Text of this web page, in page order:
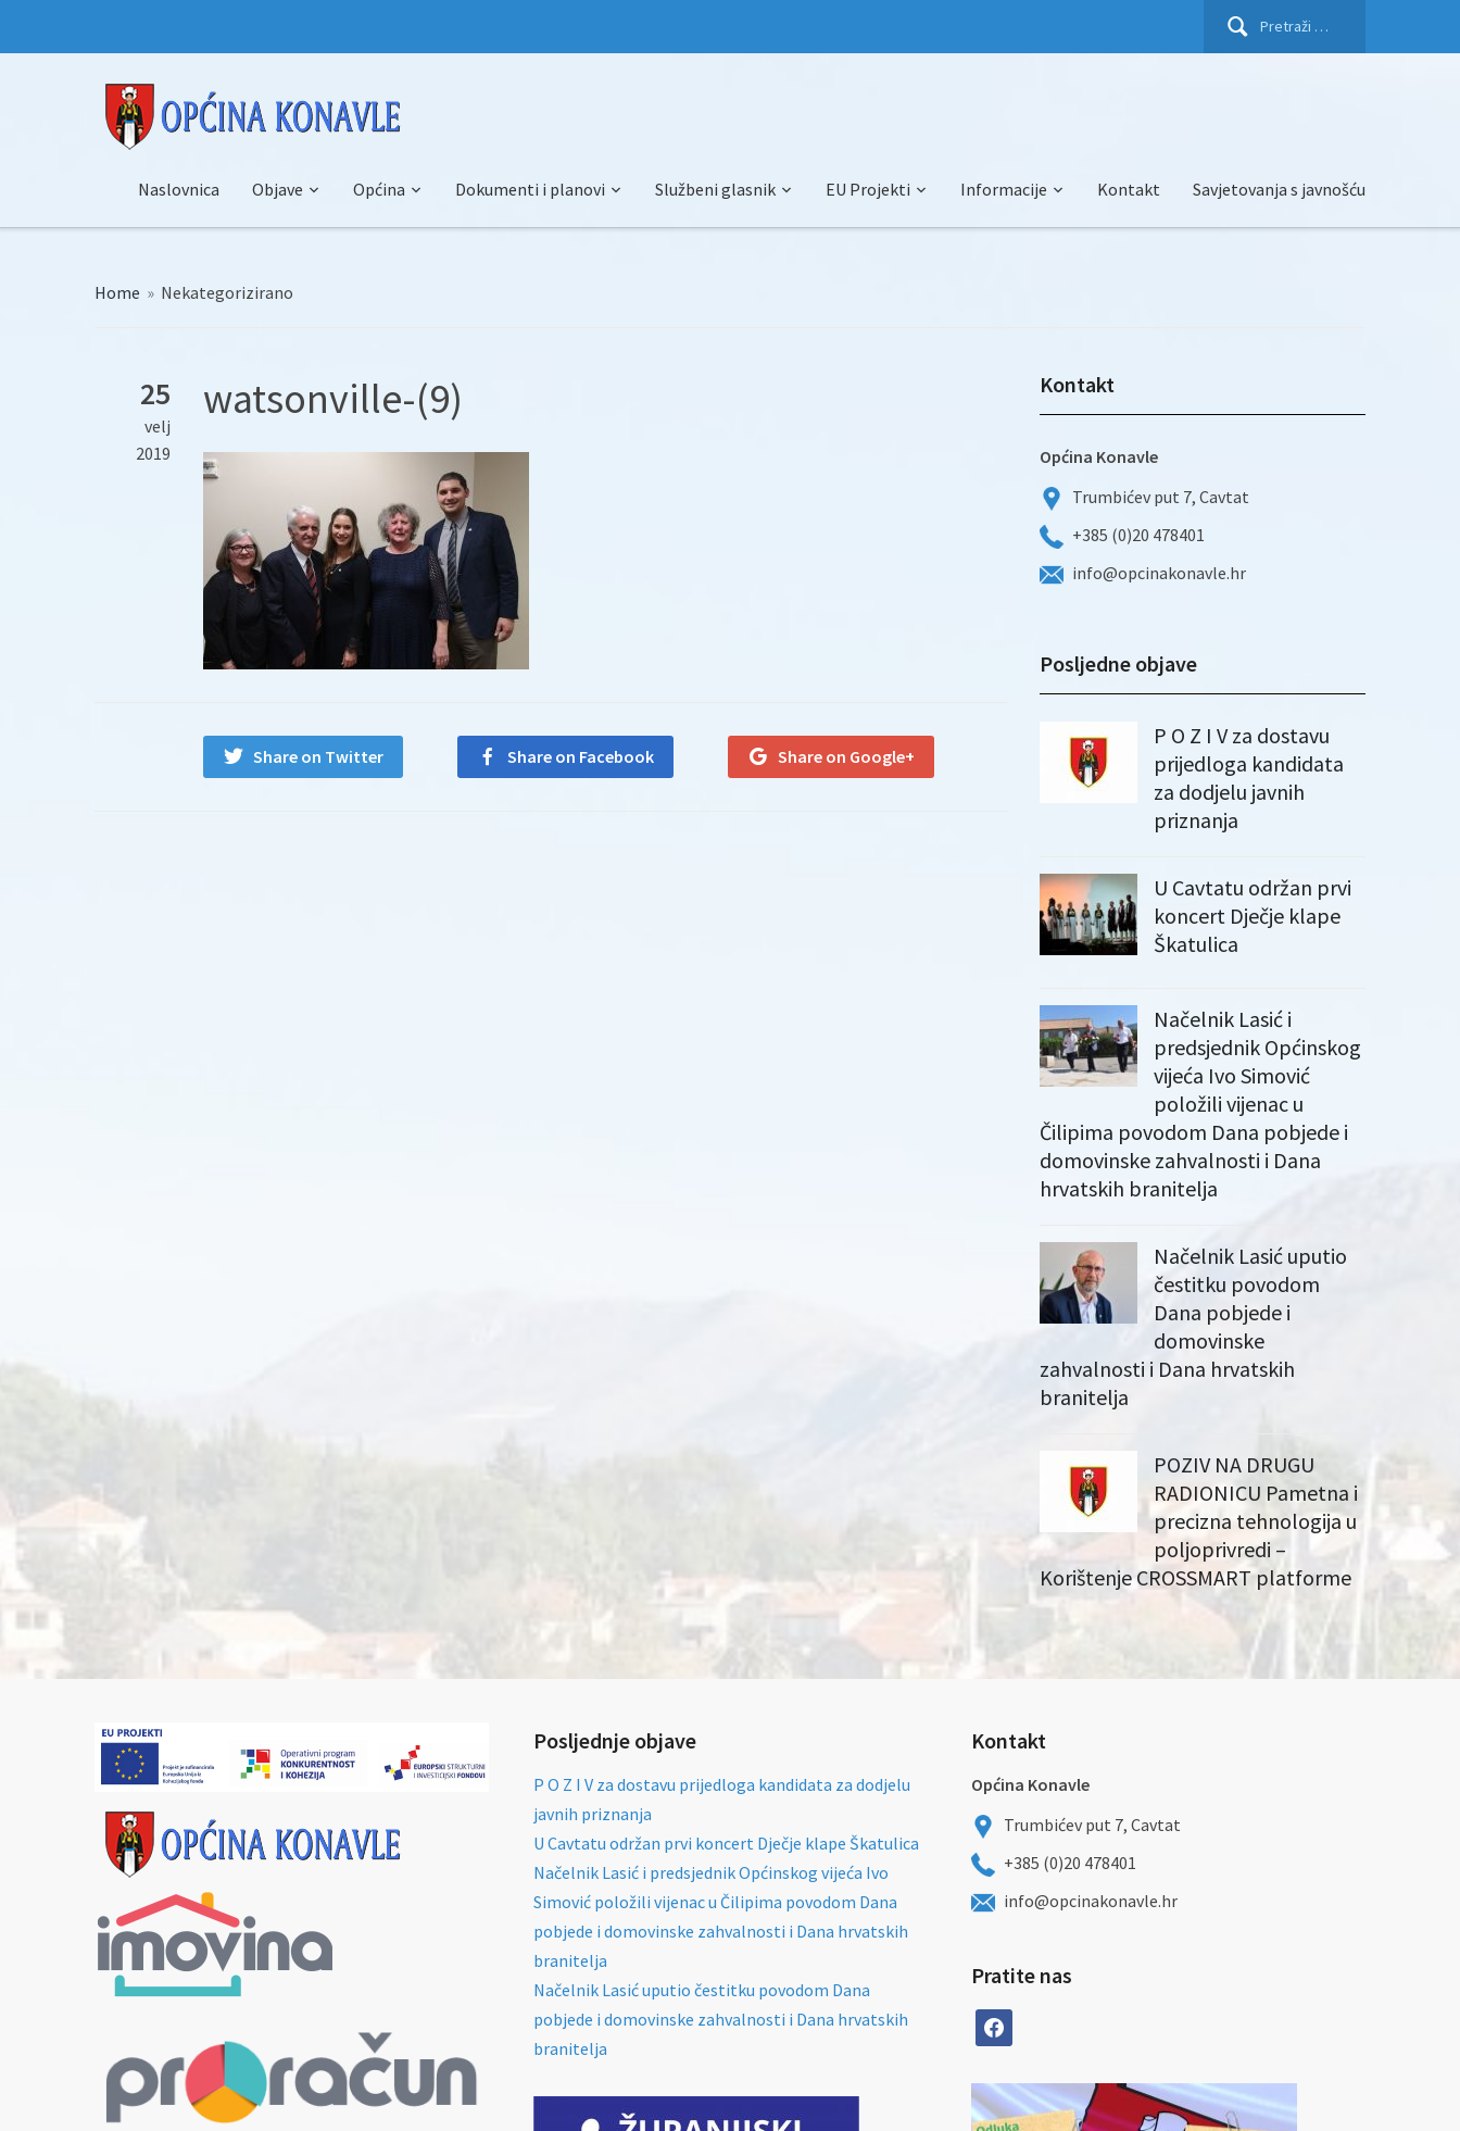
Pretraži:
Naslovnica Objave Općina Dokumenti i planovi Službeni glasnik EU Projekti Informacije Kontakt Savjetovanja s javnošću
Home » Nekategorizirano
25
velj
2019
watsonville-(9)
Share on Twitter Share on Facebook Share on Google+
Kontakt
Općina Konavle
Trumbićev put 7, Cavtat
+385 (0)20 478401
info@opcinakonavle.hr
Posljedne objave
P O Z I V za dostavu
prijedloga kandidata
za dodjelu javnih
priznanja
U Cavtatu održan prvi
koncert Dječje klape
Škatulica
Načelnik Lasić i
predsjednik Općinskog
vijeća Ivo Simović
položili vijenac u
Čilipima povodom Dana pobjede i
domovinske zahvalnosti i Dana
hrvatskih branitelja
Načelnik Lasić uputio
čestitku povodom
Dana pobjede i
domovinske
zahvalnosti i Dana hrvatskih
branitelja
POZIV NA DRUGU
RADIONICU Pametna i
precizna tehnologija u
poljoprivredi –
Korištenje CROSSMART platforme
Posljednje objave
P O Z I V za dostavu prijedloga kandidata za dodjelu
javnih priznanja
U Cavtatu održan prvi koncert Dječje klape Škatulica
Načelnik Lasić i predsjednik Općinskog vijeća Ivo
Simović položili vijenac u Čilipima povodom Dana
pobjede i domovinske zahvalnosti i Dana hrvatskih
branitelja
Načelnik Lasić uputio čestitku povodom Dana
pobjede i domovinske zahvalnosti i Dana hrvatskih
branitelja
Kontakt
Općina Konavle
Trumbićev put 7, Cavtat
+385 (0)20 478401
info@opcinakonavle.hr
Pratite nas
facebook